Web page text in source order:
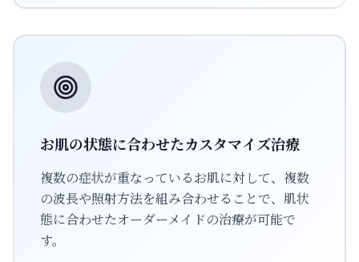
お肌の状態に合わせたカスタマイズ治療
複数の症状が重なっているお肌に対して、複数
の波長や照射方法を組み合わせることで、肌状
態に合わせたオーダーメイドの治療が可能で
す。